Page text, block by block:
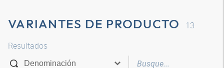
VARIANTES DE PRODUCTO
13
Resultados